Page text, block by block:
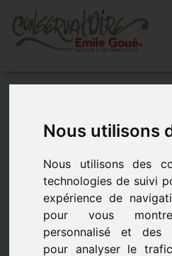
Nous utilisons
Nous utilisons des
technologies de suivi
expérience de
pour vous
personnalisé et des
pour analyser le
SCÈNE OUVERTE
- le 7 février 2018 à 19h00